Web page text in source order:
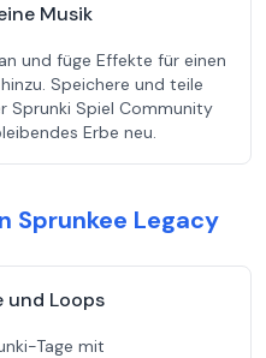
Musik
und füge Effekte für einen
Speichere und teile
Sprunki Spiel Community
Erbe neu.
Sprunkee Legacy
und Loops
Tage mit